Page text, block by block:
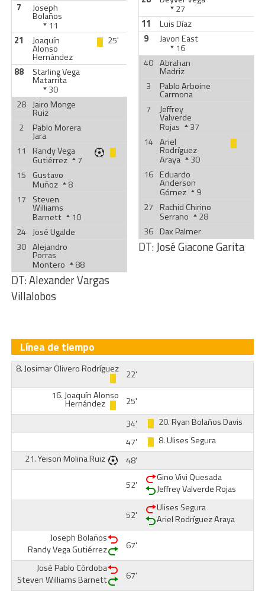
7 Joseph
Bolaños
11
21
Joaquín
Alonso
Hernández
25'
88 Starling Vega
Matarrita
30
28 Jairo Monge
Ruiz
2
Pablo Morera
Jara
11 Randy Vega
Gutiérrez
7
15 Gustavo
Muñoz
8
17 Steven
Williams
Barnett
10
24 José Ugalde
30 Alejandro
Porras
Montero 88
DT:Alexander Vargas
Villalobos
27
11
Luis Díaz
9
Javon East
16
40 Abrahan
Madriz
3
Pablo Arboine
Carmona
7
Jeffrey
Valverde
Rojas
37
14 Ariel
Rodríguez
Araya
30
16 Eduardo
Anderson
Gómez
9
27 Rachid Chirino
Serrano
28
36 Dax Palmer
DT:José Giacone Garita
Línea de tiempo
8.Josimar Olivero Rodríguez
22'
16.Joaquín Alonso
Hernández
25'
34'
20.Ryan Bolaños Davis
47'
8.Ulises Segura
21.Yeison Molina Ruiz
48'
52'
Gino Vivi Quesada
Jeffrey Valverde Rojas
52'
Ulises Segura
Ariel Rodríguez Araya
Joseph Bolaños
Randy Vega Gutiérrez
67'
José Pablo Córdoba
Steven Williams Barnett
67'